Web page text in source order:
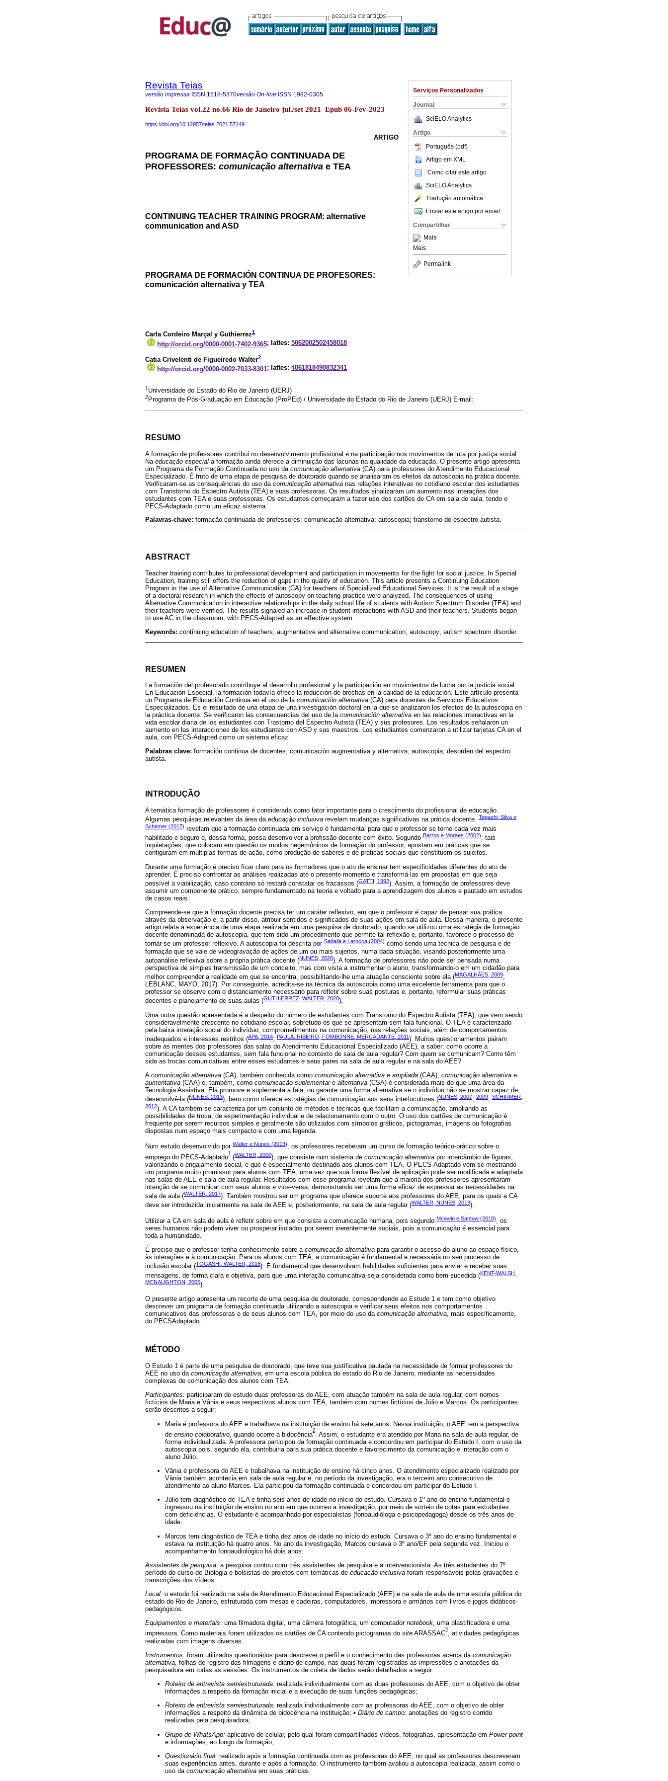
Serviços Personalizados
Journal
SciELO Analytics
Artigo
Português (pdf)
Artigo em XML
Como citar este artigo
SciELO Analytics
Tradução automática
Enviar este artigo por email
Compartilhar
Mais
Mais
Permalink
Revista Teias
versão impressa ISSN 1518-5370versão On-line ISSN 1982-0305
Revista Teias vol.22 no.66 Rio de Janeiro jul./set 2021 Epub 06-Fev-2023
https://doi.org/10.12957/teias.2021.57149
ARTIGO
PROGRAMA DE FORMAÇÃO CONTINUADA DE
PROFESSORES: comunicação alternativa e TEA
CONTINUING TEACHER TRAINING PROGRAM: alternative
communication and ASD
PROGRAMA DE FORMACIÓN CONTINUA DE PROFESORES:
comunicación alternativa y TEA
Carla Cordeiro Marçal y Guthierrez1
http://orcid.org/0000-0001-7402-9365; lattes: 5062002502458018
Catia Crivelenti de Figueiredo Walter2
http://orcid.org/0000-0002-7033-8301; lattes: 4061818490832341
1 Universidade do Estado do Rio de Janeiro (UERJ)
2Programa de Pós-Graduação em Educação (ProPEd) / Universidade do Estado do Rio de Janeiro (UERJ) E-mail:
RESUMO
A formação de professores contribui no desenvolvimento profissional e na participação nos movimentos de luta por justiça social.
Na educação especial a formação ainda oferece a diminuição das lacunas na qualidade da educação. O presente artigo apresenta
um Programa de Formação Continuada no uso da comunicação alternativa (CA) para professores do Atendimento Educacional
Especializado. É fruto de uma etapa de pesquisa de doutorado quando se analisaram os efeitos da autoscopia na prática docente.
Verificaram-se as consequências do uso da comunicação alternativa nas relações interativas no cotidiano escolar dos estudantes
com Transtorno do Espectro Autista (TEA) e suas professoras. Os resultados sinalizaram um aumento nas interações dos
estudantes com TEA e suas professoras. Os estudantes começaram a fazer uso dos cartões de CA em sala de aula, tendo o
PECS-Adaptado como um eficaz sistema.
Palavras-chave: formação continuada de professores; comunicação alternativa; autoscopia; transtorno do espectro autista.
ABSTRACT
Teacher training contributes to professional development and participation in movements for the fight for social justice. In Special
Education, training still offers the reduction of gaps in the quality of education. This article presents a Continuing Education
Program in the use of Alternative Communication (CA) for teachers of Specialized Educational Services. It is the result of a stage
of a doctoral research in which the effects of autoscopy on teaching practice were analyzed. The consequences of using
Alternative Communication in interactive relationships in the daily school life of students with Autism Spectrum Disorder (TEA) and
their teachers were verified. The results signaled an increase in student interactions with ASD and their teachers. Students began
to use AC in the classroom, with PECS-Adapted as an effective system.
Keywords: continuing education of teachers; augmentative and alternative communication; autoscopy; autism spectrum disorder.
RESUMEN
La formación del profesorado contribuye al desarrollo profesional y la participación en movimientos de lucha por la justicia social.
En Educación Especial, la formación todavía ofrece la reducción de brechas en la calidad de la educación. Este artículo presenta
un Programa de Educación Continua en el uso de la comunicación alternativa (CA) para docentes de Servicios Educativos
Especializados. Es el resultado de una etapa de una investigación doctoral en la que se analizaron los efectos de la autoscopia en
la práctica docente. Se verificaron las consecuencias del uso de la comunicación alternativa en las relaciones interactivas en la
vida escolar diaria de los estudiantes con Trastorno del Espectro Autista (TEA) y sus profesores. Los resultados señalaron un
aumento en las interacciones de los estudiantes con ASD y sus maestros. Los estudiantes comenzaron a utilizar tarjetas CA en el
aula, con PECS-Adapted como un sistema eficaz.
Palabras clave: formación continua de docentes; comunicación augmentativa y alternativa; autoscopia; desorden del espectro
autista.
INTRODUÇÃO
A temática formação de professores é considerada como fator importante para o crescimento do profissional de educação.
Algumas pesquisas relevantes da área da educação inclusiva revelam mudanças significativas na prática docente. Togashi, Silva e
Schirmer (2017) revelam que a formação continuada em serviço é fundamental para que o professor se torne cada vez mais
habilitado e seguro e, dessa forma, possa desenvolver a profissão docente com êxito. Segundo Barros e Moraes (2002), tais
inquietações, que colocam em questão os modos hegemônicos de formação do professor, apostam em práticas que se
configuram em múltiplas formas de ação, como produção de saberes e de práticas sociais que constituem os sujeitos.
Durante uma formação é preciso ficar claro para os formadores que o ato de ensinar tem especificidades diferentes do ato de
aprender. É preciso confrontar as análises realizadas até o presente momento e transformá-las em propostas em que seja
possível a viabilização, caso contrário só restará constatar os fracassos (GATTI, 1992). Assim, a formação de professores deve
assumir um componente prático, sempre fundamentado na teoria e voltado para a aprendizagem dos alunos e pautado em estudos
de casos reais.
Compreende-se que a formação docente precisa ter um caráter reflexivo, em que o professor é capaz de pensar sua prática
através da observação e, a partir disso, atribuir sentidos e significados de suas ações em sala de aula. Dessa maneira, o presente
artigo relata a experiência de uma etapa realizada em uma pesquisa de doutorado, quando se utilizou uma estratégia de formação
docente denominada de autoscopia, que tem sido um procedimento que permite tal reflexão e, portanto, favorece o processo de
tornar-se um professor reflexivo. A autoscopia foi descrita por Sadalla e Larocca (2004) como sendo uma técnica de pesquisa e de
formação que se vale de videogravação de ações de um ou mais sujeitos, numa dada situação, visando posteriormente uma
autoanálise reflexiva sobre a própria prática docente (NUNES, 2020). A formação de professores não pode ser pensada numa
perspectiva de simples transmissão de um conceito, mas com vista a instrumentar o aluno, transformando-o em um cidadão para
melhor compreender a realidade em que se encontra, possibilitando-lhe uma atuação consciente sobre ela (MAGALHÃES, 2009;
LEBLANC, MAYO, 2017). Por conseguinte, acredita-se na técnica da autoscopia como uma excelente ferramenta para que o
professor se observe com o distanciamento necessário para refletir sobre suas posturas e, portanto, reformular suas práticas
docentes e planejamento de suas aulas (GUTHIERREZ, WALTER, 2020).
Uma outra questão apresentada é a despeito do número de estudantes com Transtorno do Espectro Autista (TEA), que vem sendo
consideravelmente crescente no cotidiano escolar, sobretudo os que se apresentam sem fala funcional. O TEA é caracterizado
pela baixa interação social do indivíduo, comprometimentos na comunicação, nas relações sociais, além de comportamentos
inadequados e interesses restritos (APA, 2014; PAULA, RIBEIRO, FOMBONNE, MERCADANTE, 2011). Muitos questionamentos pairam
sobre as mentes dos professores das salas do Atendimento Educacional Especializado (AEE), a saber: como ocorre a
comunicação desses estudantes, sem fala funcional no contexto de sala de aula regular? Com quem se comunicam? Como têm
sido as trocas comunicativas entre esses estudantes e seus pares na sala de aula regular e na sala do AEE?
A comunicação alternativa (CA), também conhecida como comunicação alternativa e ampliada (CAA), comunicação alternativa e
aumentativa (CAA) e, também, como comunicação suplementare alternativa (CSA) é considerada mais do que uma área da
Tecnologia Assistiva. Ela promove e suplementa a fala, ou garante uma forma alternativa se o indivíduo não se mostrar capaz de
desenvolvê-la (NUNES, 2013), bem como oferece estratégias de comunicação aos seus interlocutores (NUNES, 2007, 2009; SCHIRMER,
2012). A CA também se caracteriza por um conjunto de métodos e técnicas que facilitam a comunicação, ampliando as
possibilidades de troca, de experimentação individual e de relacionamento com o outro. O uso dos cartões de comunicação é
frequente por serem recursos simples e geralmente são utilizados com símbolos gráficos, pictogramas, imagens ou fotografias
dispostas num espaço mais compacto e com uma legenda.
Num estudo desenvolvido por Walter e Nunes (2013), os professores receberam um curso de formação teórico-prático sobre o
emprego do PECS-Adaptado
1
(WALTER, 2000), que consiste num sistema de comunicação alternativa por intercâmbio de figuras,
valorizando o engajamento social, e que é especialmente destinado aos alunos com TEA. O PECS-Adaptado vem se mostrando
um programa muito promissor para alunos com TEA, uma vez que sua forma flexível de aplicação pode ser modificada e adaptada
nas salas de AEE e sala de aula regular. Resultados com esse programa revelam que a maioria dos professores apresentaram
intenção de se comunicar com seus alunos e vice-versa, demonstrando ser uma forma eficaz de expressar as necessidades na
sala de aula (WALTER, 2017). Também mostrou ser um programa que oferece suporte aos professores do AEE, para os quais a CA
deve ser introduzida inicialmente na sala de AEE e, posteriormente, na sala de aula regular (WALTER, NUNES, 2013).
Utilizar a CA em sala de aula é refletir sobre em que consiste a comunicação humana, pois segundo Mcewin e Santow (2018), os
seres humanos não podem viver ou prosperar isolados por serem inerentemente sociais, pois a comunicação é essencial para
toda a humanidade.
É preciso que o professor tenha conhecimento sobre a comunicação alternativa para garantir o acesso do aluno ao espaço físico,
às interações e à comunicação. Para os alunos com TEA, a comunicação é fundamental e necessária no seu processo de
inclusão escolar (TOGASHI, WALTER, 2016). É fundamental que desenvolvam habilidades suficientes para enviar e receber suas
mensagens, de forma clara e objetiva, para que uma interação comunicativa seja considerada como bem-sucedida (KENT-WALSH,
MCNAUGHTON, 2005).
O presente artigo apresenta um recorte de uma pesquisa de doutorado, correspondendo ao Estudo 1 e tem como objetivo
descrever um programa de formação continuada utilizando a autoscopia e verificar seus efeitos nos comportamentos
comunicativos das professoras e de seus alunos com TEA, por meio do uso da comunicação alternativa , mais especificamente,
do PECSAdaptado.
MÉTODO
O Estudo 1 é parte de uma pesquisa de doutorado, que teve sua justificativa pautada na necessidade de formar professores do
AEE no uso da comunicação alternativa, em uma escola pública do estado do Rio de Janeiro, mediante as necessidades
complexas de comunicação dos alunos com TEA.
Participantes: participaram do estudo duas professoras do AEE, com atuação também na sala de aula regular, com nomes
fictícios de Maria e Vânia e seus respectivos alunos com TEA, também com nomes fictícios de Júlio e Marcos. Os participantes
serão descritos a seguir:
Maria é professora do AEE e trabalhava na instituição de ensino há sete anos. Nessa instituição, o AEE tem a perspectiva
de ensino colaborativo , quando ocorre a bidocência
2
. Assim, o estudante era atendido por Maria na sala de aula regular, de
forma individualizada. A professora participou da formação continuada e concordou em participar do Estudo I, com o uso da
autoscopia pois, segundo ela, contribuiria para sua prática docente e favorecimento da comunicação e interação com o
aluno Júlio.
Vânia é professora do AEE e trabalhava na instituição de ensino há cinco anos. O atendimento especializado realizado por
Vânia também acontecia em sala de aula regular e, no período da investigação, era o terceiro ano consecutivo de
atendimento ao aluno Marcos. Ela participou da formação continuada e concordou em participar do Estudo I.
Júlio tem diagnóstico de TEA e tinha seis anos de idade no início do estudo. Cursava o 1º ano do ensino fundamental e
ingressou na instituição de ensino no ano em que ocorreu a investigação, por meio de sorteio de cotas para estudantes
com deficiências. O estudante é acompanhado por especialistas (fonoaudióloga e psicopedagoga) desde os três anos de
idade.
Marcos tem diagnóstico de TEA e tinha dez anos de idade no início do estudo. Cursava o 3º ano do ensino fundamental e
estava na instituição há quatro anos. No ano da investigação, Marcos cursava o 3º ano/EF pela segunda vez. Iniciou o
acompanhamento fonoaudiológico há dois anos.
Assistentes de pesquisa: a pesquisa contou com três assistentes de pesquisa e a intervencionista. As três estudantes do 7º
período do curso de Biologia e bolsistas de projetos com temáticas de educação inclusiva foram responsáveis pelas gravações e
transcrições dos vídeos.
Local: o estudo foi realizado na sala de Atendimento Educacional Especializado (AEE) e na sala de aula de uma escola pública do
estado do Rio de Janeiro, estruturada com mesas e cadeiras, computadores, impressora e armários com livros e jogos didáticos-
pedagógicos.
Equipamentos e materiais: uma filmadora digital, uma câmera fotográfica, um computador notebook, uma plastificadora e uma
impressora. Como materiais foram utilizados os cartões de CA contendo pictogramas do site ARASSAC
3
, atividades pedagógicas
realizadas com imagens diversas.
Instrumentos: foram utilizados questionários para descrever o perfil e o conhecimento das professoras acerca da comunicação
alternativa , folhas de registro das filmagens e diário de campo, nas quais foram registradas as impressões e anotações da
pesquisadora em todas as sessões. Os instrumentos de coleta de dados serão detalhados a seguir:
Roteiro de entrevista semiestruturada: realizada individualmente com as duas professoras do AEE, com o objetivo de obter
informações a respeito da formação inicial e a execução de suas funções pedagógicas;
Roteiro de entrevista semiestruturada: realizada individualmente com as professoras do AEE, com o objetivo de obter
informações a respeito da dinâmica de bidocência na instituição; ▪ Diário de campo: anotações do registro corrido
realizadas pela pesquisadora;
Grupo de WhatsApp: aplicativo de celular, pelo qual foram compartilhados vídeos, fotografias, apresentação em Power point
e informações, ao longo da formação;
Questionário final: realizado após a formação continuada com as professoras do AEE, no qual as professoras descreveram
suas experiências antes, durante e após a formação. O instrumento também avaliou a autoscopia realizada, assim como o
uso da comunicação alternativa em suas práticas.